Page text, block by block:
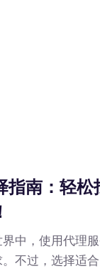
指南：轻松
中，使用代理
不过，选择适